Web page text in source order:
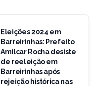
Eleições 2024 em
Barreirinhas: Prefeito
Amílcar Rocha desiste
de reeleição em
Barreirinhas após
rejeição histórica nas